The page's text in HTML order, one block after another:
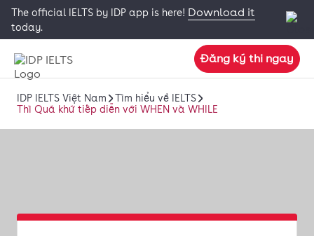
The official IELTS by IDP app is here! Download it
today.
Đăng ký thi ngay
IDP IELTS Việt Nam
Tìm hiểu về IELTS
Thì Quá khứ tiếp diễn với WHEN và WHILE